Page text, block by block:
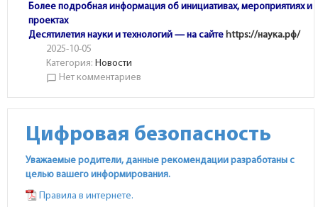
Более подробная информация об инициативах, мероприятиях и
проектах
Десятилетия науки и технологий — на сайтеhttps://наука.рф/
2025-10-05
Категория:Новости
chat_bubble_outline Нет комментариев
Цифровая безопасность
Уважаемые родители, данные рекомендации разработаны с
целью вашего информирования.
Правила в интернете.